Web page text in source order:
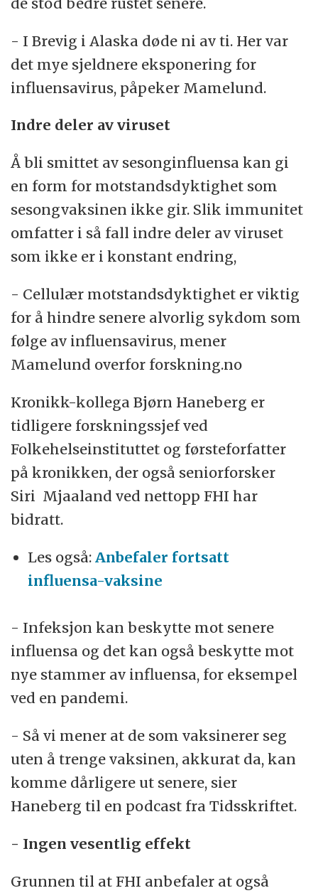
- I Brevig i Alaska døde ni av ti. Her var
det mye sjeldnere eksponering for
influensavirus, påpeker Mamelund.
Indre deler av viruset
Å bli smittet av sesonginfluensa kan gi
en form for motstandsdyktighet som
sesongvaksinen ikke gir. Slik immunitet
omfatter i så fall indre deler av viruset
som ikke er i konstant endring,
- Cellulær motstandsdyktighet er viktig
for å hindre senere alvorlig sykdom som
følge av influensavirus, mener
Mamelund overfor forskning.no
Kronikk-kollega Bjørn Haneberg er
tidligere forskningssjef ved
Folkehelseinstituttet og førsteforfatter
på kronikken, der også seniorforsker
Siri Mjaaland ved nettopp FHI har
bidratt.
Les også:Anbefaler fortsatt
influensa-vaksine
- Infeksjon kan beskytte mot senere
influensa og det kan også beskytte mot
nye stammer av influensa, for eksempel
ved en pandemi.
- Så vi mener at de som vaksinerer seg
uten å trenge vaksinen, akkurat da, kan
komme dårligere ut senere, sier
Haneberg til en podcast fra Tidsskriftet.
- Ingen vesentlig effekt
Grunnen til at FHI anbefaler at også